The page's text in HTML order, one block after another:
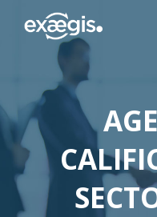
¿QUIÉNES SOMOS?
NUESTRAS OFERTAS